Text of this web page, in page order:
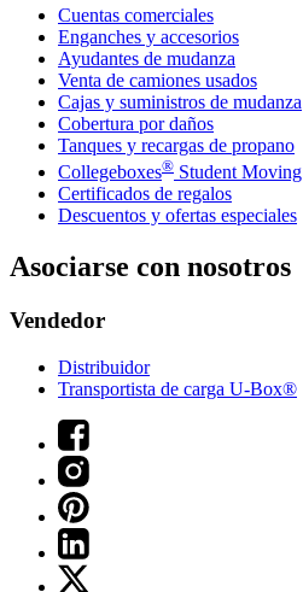
Cuentas comerciales
Enganches y accesorios
Ayudantes de mudanza
Venta de camiones usados
Cajas y suministros de mudanza
Cobertura por daños
Tanques y recargas de propano
Collegeboxes® Student Moving
Certificados de regalos
Descuentos y ofertas especiales
Asociarse con nosotros
Vendedor
Distribuidor
Transportista de carga U-Box®